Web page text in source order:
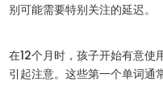
别可能需要特别关注的延迟。
在12个月时，孩子开始有意使
引起注意。这些第一个单词通